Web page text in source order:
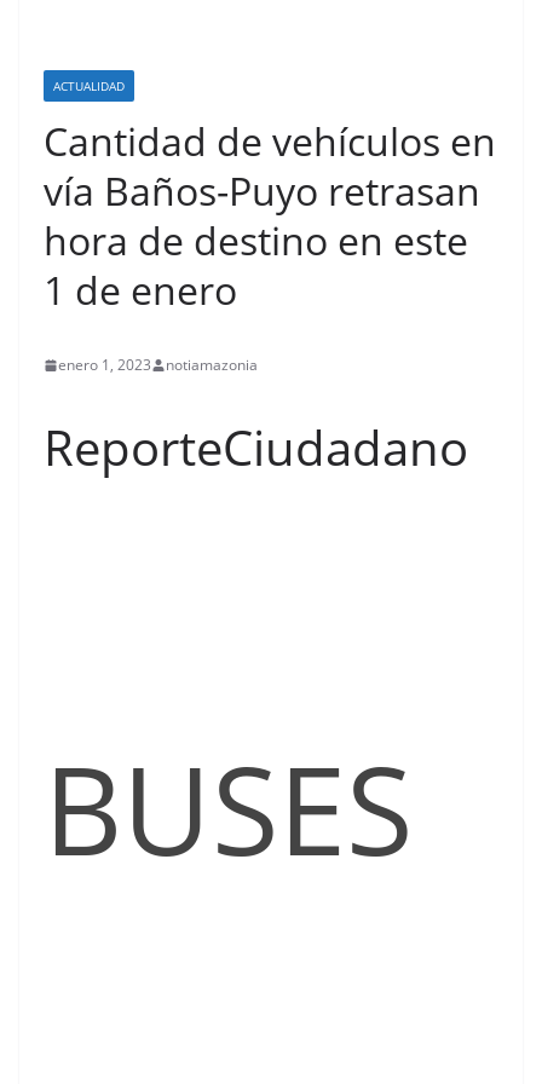
ACTUALIDAD
Cantidad de vehículos en
vía Baños-Puyo retrasan
hora de destino en este
1 de enero
enero 1, 2023 notiamazonia
ReporteCiudadano
BUSES